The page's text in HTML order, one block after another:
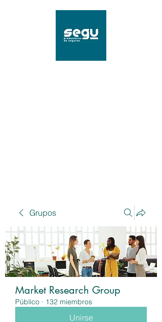
Grupos
Market Research Group
Público · 132 miembros
Unirse